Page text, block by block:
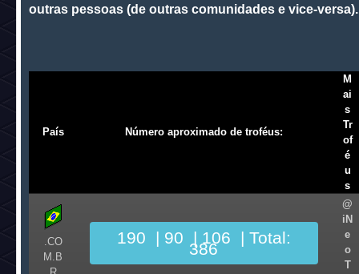
outras pessoas (de outras comunidades e vice-versa).
País Número aproximado de troféus:
M
ai
s
Tr
of
é
u
s
.CO
M.B
190 | 90 | 106 | Total:
386
@
iN
e
o
T